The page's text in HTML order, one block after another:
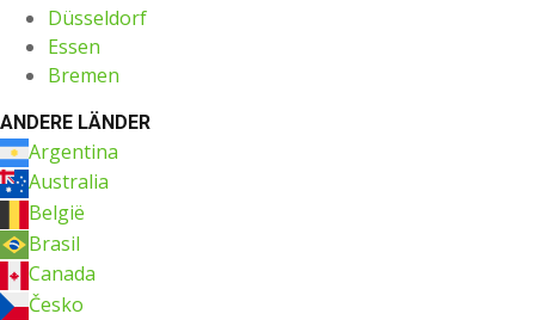
Düsseldorf
Essen
Bremen
ANDERE LÄNDER
Argentina
Australia
België
Brasil
Canada
Česko